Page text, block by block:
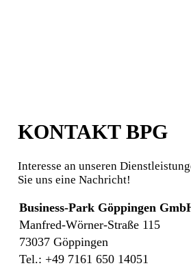
KONTAKT BPG
Interesse an unseren
Sie uns eine Nachricht!
Business-Park Göppingen
Manfred-Wörner-Straße 115
73037 Göppingen
Tel.: +49 7161 650 14051